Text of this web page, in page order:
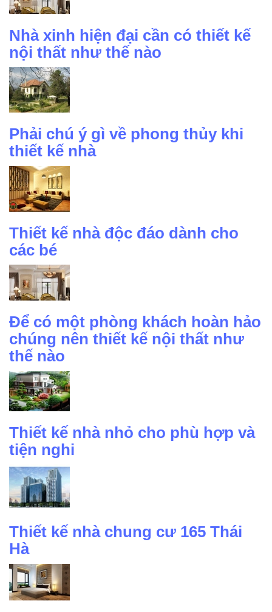
Nhà xinh hiện đại cần có thiết kế
nội thất như thế nào
Phải chú ý gì về phong thủy khi
thiết kế nhà
Thiết kế nhà độc đáo dành cho
các bé
Để có một phòng khách hoàn hảo
chúng nên thiết kế nội thất như
thế nào
Thiết kế nhà nhỏ cho phù hợp và
tiện nghi
Thiết kế nhà chung cư 165 Thái
Hà